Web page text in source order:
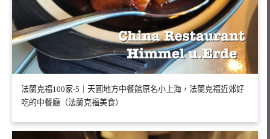
法蘭克福100家-5｜天圓地方中餐館原名小上海，法蘭克福近郊好
吃的中餐廳（法蘭克福美食）